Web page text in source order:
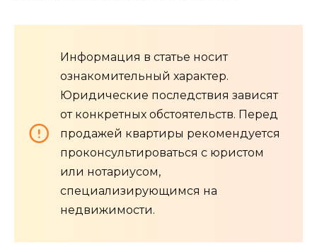
Информация в статье носит
ознакомительный характер.
Юридические последствия зависят
от конкретных обстоятельств. Перед
продажей квартиры рекомендуется
проконсультироваться с юристом
или нотариусом,
специализирующимся на
недвижимости.